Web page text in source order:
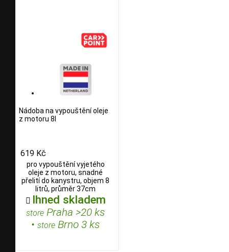
Nádoba na vypouštění oleje
z motoru 8l
619 Kč
pro vypouštění vyjetého
oleje z motoru, snadné
přelití do kanystru, objem 8
litrů, průměr 37cm
 Ihned skladem
store Praha >20 ks
• store Brno 3 ks